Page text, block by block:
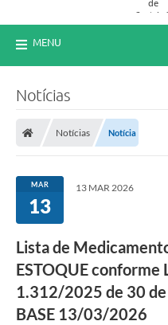
MENU
Notícias
Notícias Notícia
MAR
13
13 MAR 2026
Lista de
ESTOQUE conforme
1.312/2025 de 30
BASE 13/03/2026